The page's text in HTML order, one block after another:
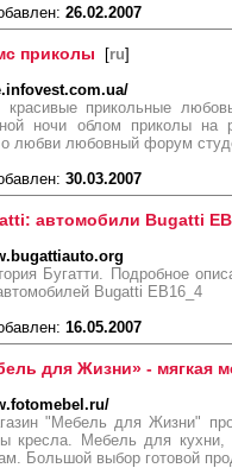
26.02.2007
приколы [ru]
прикольные
ночи облом приколы на
о любви любовный форум
30.03.2007
автомобили Bugatti
Бугатти. Подробное
Bugatti EB16_4
16.05.2007
для Жизни» - мягкая
"Мебель для Жизни"
кресла. Мебель для
Большой выбор готовой